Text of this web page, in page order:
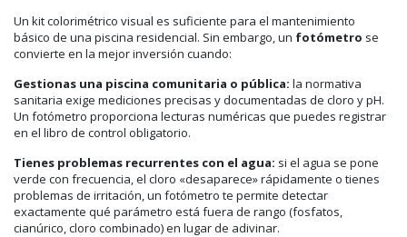
Un kit colorimétrico visual es suficiente para el mantenimiento
básico de una piscina residencial. Sin embargo, un fotómetro se
convierte en la mejor inversión cuando:
Gestionas una piscina comunitaria o pública: la normativa
sanitaria exige mediciones precisas y documentadas de cloro y pH.
Un fotómetro proporciona lecturas numéricas que puedes registrar
en el libro de control obligatorio.
Tienes problemas recurrentes con el agua: si el agua se pone
verde con frecuencia, el cloro «desaparece» rápidamente o tienes
problemas de irritación, un fotómetro te permite detectar
exactamente qué parámetro está fuera de rango (fosfatos,
cianúrico, cloro combinado) en lugar de adivinar.